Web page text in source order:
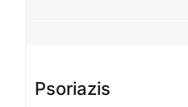
Psoriazis